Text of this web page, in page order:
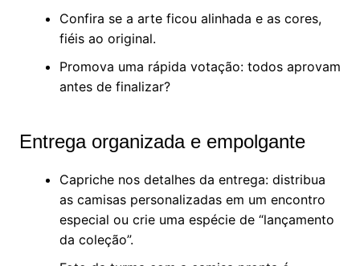
Confira se a arte ficou alinhada e as cores,
fiéis ao original.
Promova uma rápida votação: todos aprovam
antes de finalizar?
Entrega organizada e empolgante
Capriche nos detalhes da entrega: distribua
as camisas personalizadas em um encontro
especial ou crie uma espécie de “lançamento
da coleção”.